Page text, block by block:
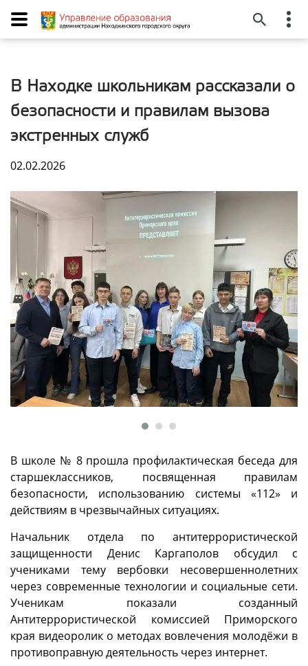
В Находке школьникам рассказали о
безопасности и правилам вызова
экстренных служб
02.02.2026
В школе № 8 прошла профилактическая беседа для
старшеклассников, посвященная правилам
безопасности, использованию системы «112» и
действиям в чрезвычайных ситуациях.
Начальник отдела по антитеррористической
защищенности Денис Каргаполов обсудил с
учениками тему вербовки несовершеннолетних
через современные технологии и социальные сети.
Ученикам показали созданный
Антитеррористической комиссией Приморского
края видеоролик о методах вовлечения молодёжи в
противоправную деятельность через интернет.